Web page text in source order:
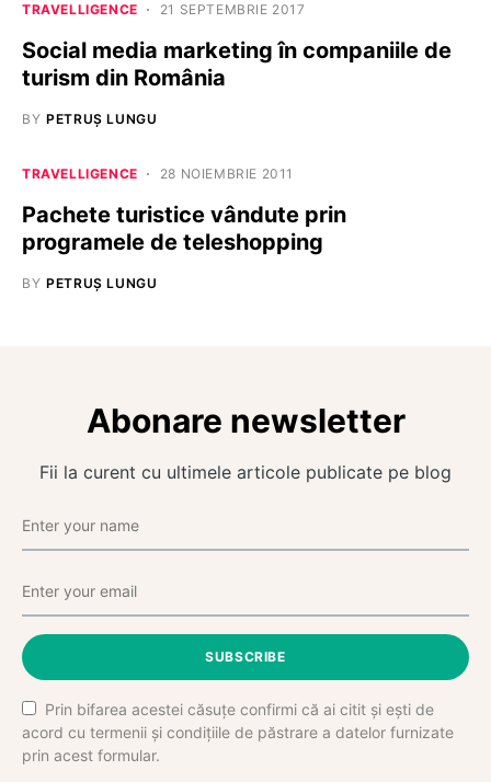
TRAVELLIGENCE 21 SEPTEMBRIE 2017
Social media marketing în companiile de
turism din România
BY PETRUȘ LUNGU
TRAVELLIGENCE 28 NOIEMBRIE 2011
Pachete turistice vândute prin
programele de teleshopping
BY PETRUȘ LUNGU
Abonare newsletter
Fii la curent cu ultimele articole publicate pe blog
SUBSCRIBE
Prin bifarea acestei căsuțe confirmi că ai citit și ești de
acord cu termenii și condițiile de păstrare a datelor furnizate
prin acest formular.